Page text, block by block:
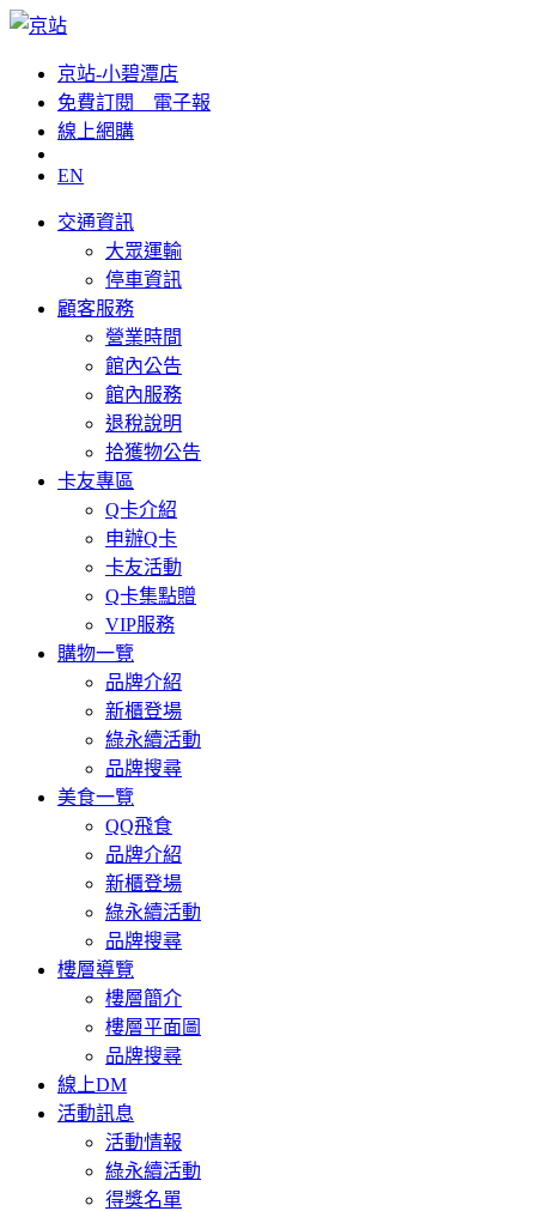
京站-小碧潭店
免費訂閱__電子報
線上網購
EN
交通資訊
大眾運輸
停車資訊
顧客服務
營業時間
館內公告
館內服務
退稅說明
拾獲物公告
卡友專區
Q卡介紹
申辦Q卡
卡友活動
Q卡集點贈
VIP服務
購物一覽
品牌介紹
新櫃登場
綠永續活動
品牌搜尋
美食一覽
QQ飛食
品牌介紹
新櫃登場
綠永續活動
品牌搜尋
樓層導覽
樓層簡介
樓層平面圖
品牌搜尋
線上DM
活動訊息
活動情報
綠永續活動
得獎名單